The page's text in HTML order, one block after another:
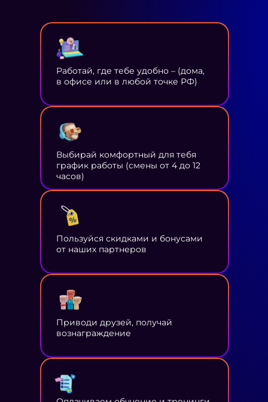
Работай, где тебе удобно – (дома,
в офисе или в любой точке РФ)
Выбирай комфортный для тебя
график работы (смены от 4 до 12
часов)
Пользуйся скидками и бонусами
от наших партнеров
Приводи друзей, получай
вознаграждение